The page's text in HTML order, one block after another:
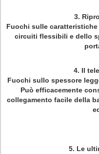
3.
Fuochi sulle
circuiti flessibili e dello
4. Il
Fuochi sullo spessore
Può efficacemente
collegamento facile della
5. Le